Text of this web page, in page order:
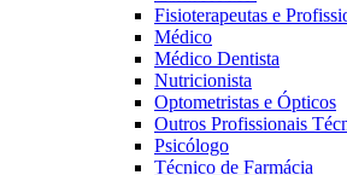
Fisioterapeutas e
Médico
Médico Dentista
Nutricionista
Optometristas e Ópticos
Outros Profissionais
Psicólogo
Técnico de Farmácia